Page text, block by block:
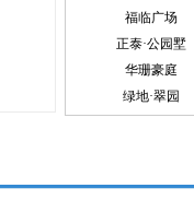
福临广场
正泰·公园墅
华珊豪庭
绿地·翠园